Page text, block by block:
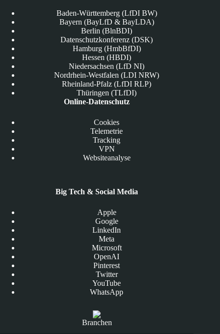
Baden-Württemberg (LfDI BW)
Bayern (BayLfD & BayLDA)
Berlin (BlnBDI)
Datenschutzkonferenz (DSK)
Hamburg (HmbBfDI)
Hessen (HBDI)
Niedersachsen (LfD NI)
Nordrhein-Westfalen (LDI NRW)
Rheinland-Pfalz (LfDI RLP)
Thüringen (TLfDI)
Online-Datenschutz
Cookies
Telemetrie
Tracking
VPN
Websiteanalyse
Big Tech & Social Media
Apple
Google
LinkedIn
Meta
Microsoft
OpenAI
Pinterest
Twitter
YouTube
WhatsApp
Branchen